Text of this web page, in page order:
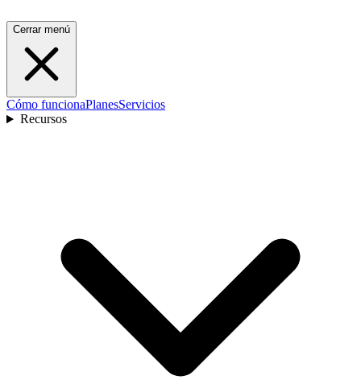
Cerrar menú
Cómo funcionaPlanesServicios
Recursos